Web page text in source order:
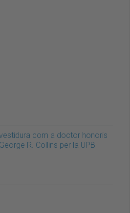
com a doctor honoris
R. Collins per la UPB